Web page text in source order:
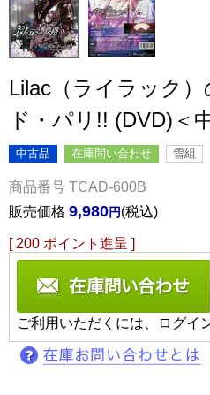
Lilac（ライラック）
ド・パリ!! (DVD)＜
中古品 在庫問い合わせ 雪組
商品番号 TCAD-600B
販売価格 9,980 税込
[ 200 ポイント進呈 ]
ご利用いただくには、ログイ